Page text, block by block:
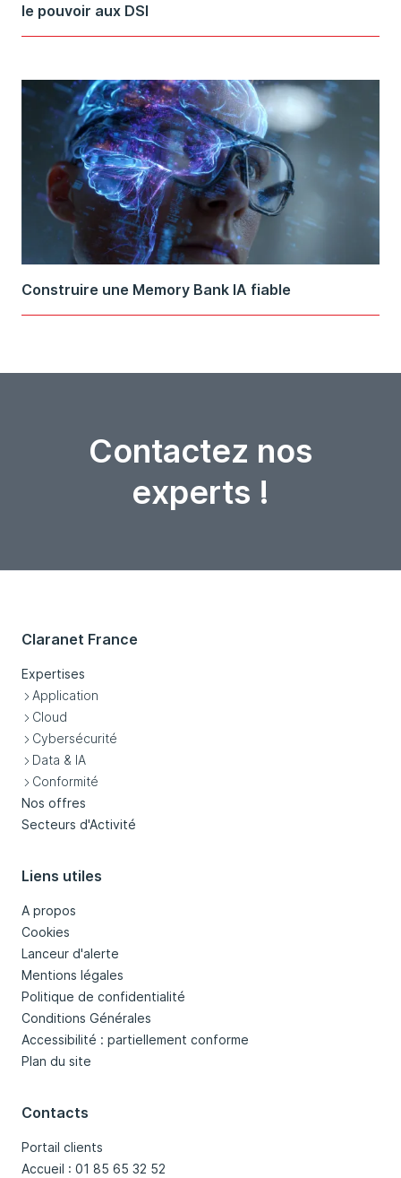
le pouvoir aux DSI
Construire une Memory Bank IA fiable
Contactez nos
experts !
Claranet France
Expertises
Application
Cloud
Cybersécurité
Data & IA
Conformité
Nos offres
Secteurs d'Activité
Liens utiles
A propos
Cookies
Lanceur d'alerte
Mentions légales
Politique de confidentialité
Conditions Générales
Accessibilité : partiellement conforme
Plan du site
Contacts
Portail clients
Accueil : 01 85 65 32 52